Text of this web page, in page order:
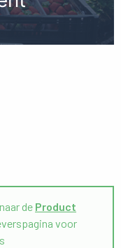
de Product
voor